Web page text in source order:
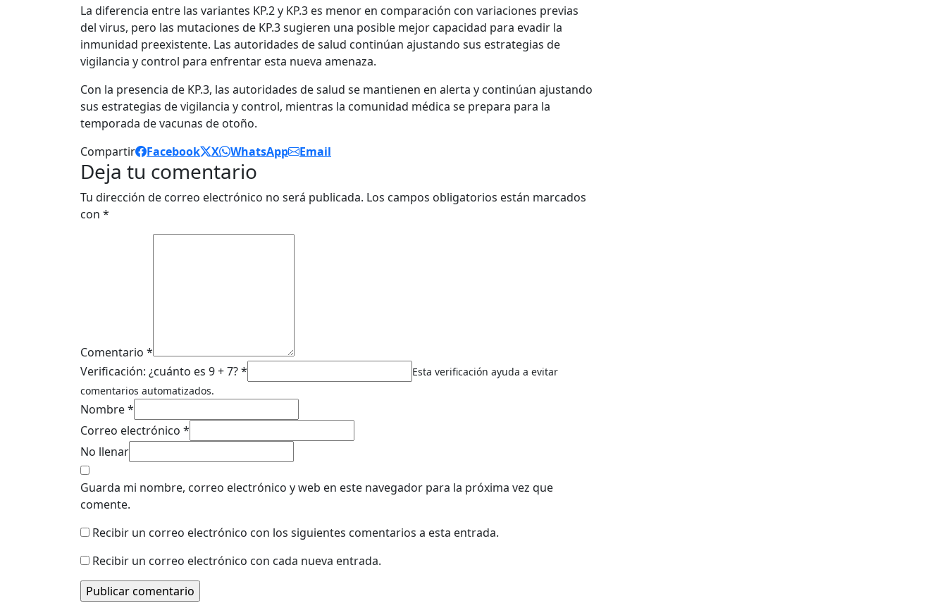
La diferencia entre las variantes KP.2 y KP.3 es menor en comparación con variaciones previas
del virus, pero las mutaciones de KP.3 sugieren una posible mejor capacidad para evadir la
inmunidad preexistente. Las autoridades de salud continúan ajustando sus estrategias de
vigilancia y control para enfrentar esta nueva amenaza.
Con la presencia de KP.3, las autoridades de salud se mantienen en alerta y continúan ajustando
sus estrategias de vigilancia y control, mientras la comunidad médica se prepara para la
temporada de vacunas de otoño.
Compartir
Facebook X WhatsApp Email
Deja tu comentario
Tu dirección de correo electrónico no será publicada. Los campos obligatorios están marcados
con *
Comentario *
Verificación: ¿cuánto es 9 + 7? *
Esta verificación ayuda a evitar
comentarios automatizados.
Nombre *
Correo electrónico *
No llenar
Guarda mi nombre, correo electrónico y web en este navegador para la próxima vez que
comente.
Recibir un correo electrónico con los siguientes comentarios a esta entrada.
Recibir un correo electrónico con cada nueva entrada.